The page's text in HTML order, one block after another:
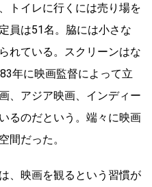
トイレに行くには売り場を
員は51名。脇には小さな
れている。スクリーンはな
年に映画監督によって立
、アジア映画、インディー
るのだという。端々に映画
間だった。
、映画を観るという習慣が